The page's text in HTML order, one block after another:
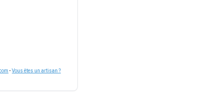
-Vous êtes un artisan ?